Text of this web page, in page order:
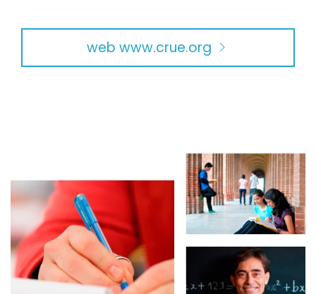
web www.crue.org